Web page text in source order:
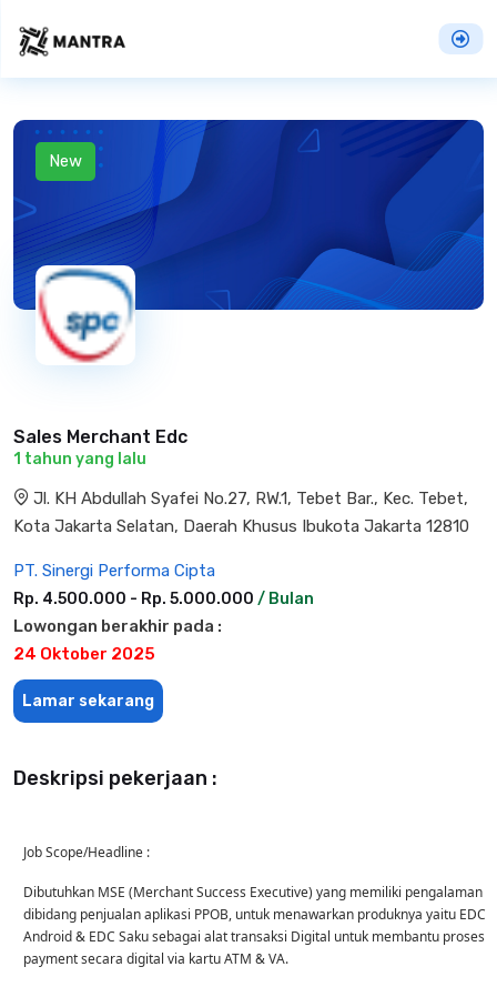
New
Sales Merchant Edc
1 tahun yang lalu
Jl. KH Abdullah Syafei No.27, RW.1, Tebet Bar., Kec. Tebet,
Kota Jakarta Selatan, Daerah Khusus Ibukota Jakarta 12810
PT. Sinergi Performa Cipta
Rp. 4.500.000 - Rp. 5.000.000 / Bulan
Lowongan berakhir pada :
24 Oktober 2025
Lamar sekarang
Deskripsi pekerjaan :
Job Scope/Headline :
Dibutuhkan MSE (Merchant Success Executive) yang memiliki pengalaman
dibidang penjualan aplikasi PPOB, untuk menawarkan produknya yaitu EDC
Android & EDC Saku sebagai alat transaksi Digital untuk membantu proses
payment secara digital via kartu ATM & VA.